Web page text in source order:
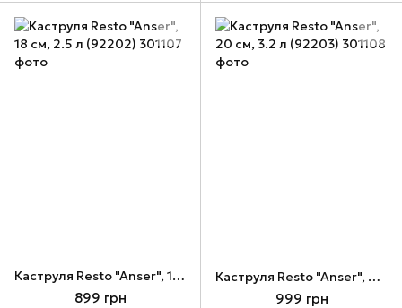
Каструля Resto "Anser", 18 см, 2.5 л (92202)
899 грн
Каструля Resto "Anser", 20 см, 3.2 л (92203)
999 грн